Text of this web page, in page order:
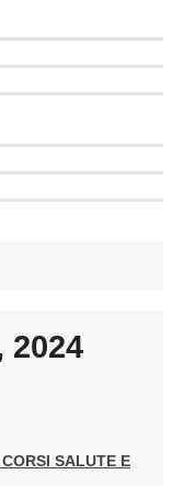
2024
SALUTE E